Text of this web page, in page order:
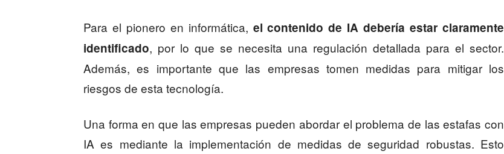
Para el pionero en informática, el contenido de IA debería estar claramente
identificado, por lo que se necesita una regulación detallada para el sector.
Además, es importante que las empresas tomen medidas para mitigar los
riesgos de esta tecnología.
Una forma en que las empresas pueden abordar el problema de las estafas con
IA es mediante la implementación de medidas de seguridad robustas. Esto